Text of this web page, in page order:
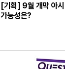
[기획] 9월 개막 아
가능성은?